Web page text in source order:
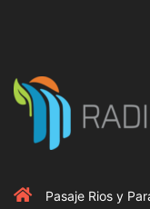
Pasaje Rios y